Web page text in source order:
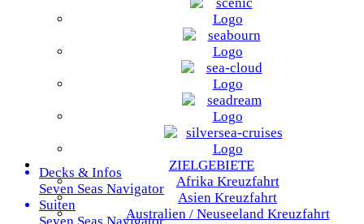
ZIELGEBIETE
Afrika Kreuzfahrt
Asien Kreuzfahrt
Australien / Neuseeland Kreuzfahrt
Decks & Infos
Seven Seas Navigator
Suiten